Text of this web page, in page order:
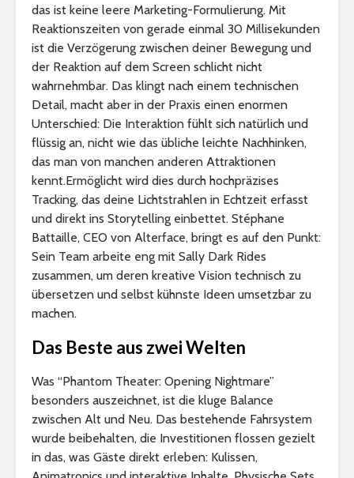
das ist keine leere Marketing-Formulierung. Mit
Reaktionszeiten von gerade einmal 30 Millisekunden
ist die Verzögerung zwischen deiner Bewegung und
der Reaktion auf dem Screen schlicht nicht
wahrnehmbar. Das klingt nach einem technischen
Detail, macht aber in der Praxis einen enormen
Unterschied: Die Interaktion fühlt sich natürlich und
flüssig an, nicht wie das übliche leichte Nachhinken,
das man von manchen anderen Attraktionen
kennt.Ermöglicht wird dies durch hochpräzises
Tracking, das deine Lichtstrahlen in Echtzeit erfasst
und direkt ins Storytelling einbettet. Stéphane
Battaille, CEO von Alterface, bringt es auf den Punkt:
Sein Team arbeite eng mit Sally Dark Rides
zusammen, um deren kreative Vision technisch zu
übersetzen und selbst kühnste Ideen umsetzbar zu
machen.
Das Beste aus zwei Welten
Was “Phantom Theater: Opening Nightmare”
besonders auszeichnet, ist die kluge Balance
zwischen Alt und Neu. Das bestehende Fahrsystem
wurde beibehalten, die Investitionen flossen gezielt
in das, was Gäste direkt erleben: Kulissen,